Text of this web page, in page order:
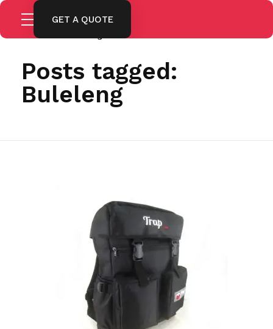
GET A QUOTE
Home
Posts tagged:
Buleleng